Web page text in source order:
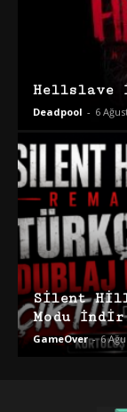
Hellslave
Deadpool - 6
Silent Hill
Modu
GameOver - 6